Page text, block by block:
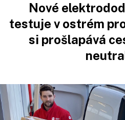
Nové
testuje v ostrém
si prošlapává